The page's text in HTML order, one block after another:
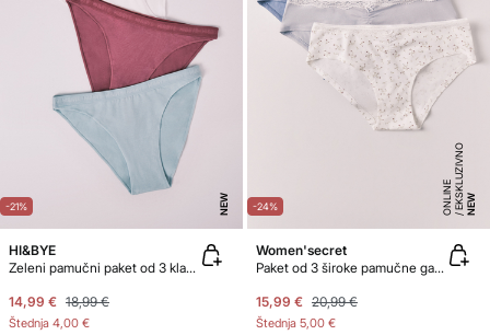
-21% NEW
HI&BYE
Zeleni pamučni paket od 3 klasične gaćice
14,99 € 18,99 €
Štednja 4,00 €
-24% NEW
E
K
S
K
LU
ZI
V
N
O
O
N
LI
N
E
Women'secret
Paket od 3 široke pamučne gaćice s cvjetnom čipkom
15,99 € 20,99 €
Štednja 5,00 €